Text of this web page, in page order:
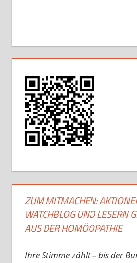
ZUM MITMACHEN:
WATCHBLOG UND LESERN
AUS DER HOMÖOPATHIE
Ihre Stimme zählt – bis der